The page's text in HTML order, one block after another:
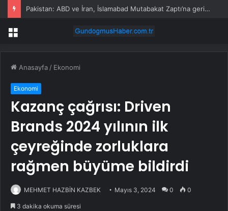
Pakistan: ABD ve İran, İslamabad Mutabakat Zaptı’na geri dönmeli
Menü
Anasayfa / Ekonomi
Ekonomi
Kazanç çağrısı: Driven
Brands 2024 yılının ilk
çeyreğinde zorluklara
rağmen büyüme bildirdi
MEHMET HAZBİN KAZBEK Mayıs 3, 2024 0 0
3 dakika okuma süresi